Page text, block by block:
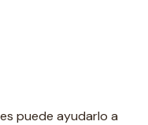
puede ayudarlo a